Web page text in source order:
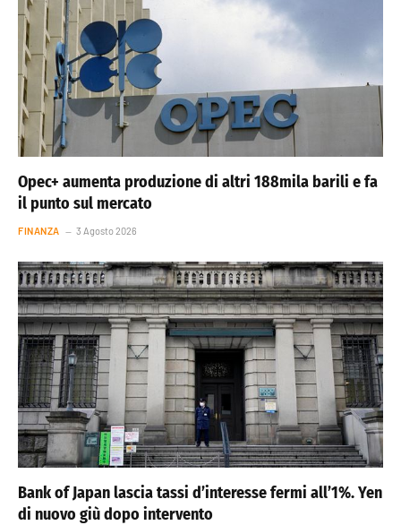
Opec+ aumenta produzione di altri 188mila barili e fa
il punto sul mercato
FINANZA 3 Agosto 2026
Bank of Japan lascia tassi d’interesse fermi all’1%. Yen
di nuovo giù dopo intervento